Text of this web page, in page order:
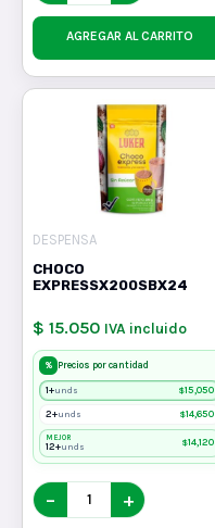
AGREGAR AL CARRITO
DESPENSA
CHOCO
EXPRESSX200SBX24
$ 15.050 IVA incluido
% Precios por cantidad
1+unds $15,050
2+unds $14,650
MEJOR
12+unds $14,120
− +